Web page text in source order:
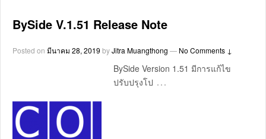
BySide V.1.51 Release Note
Posted on มีนาคม 28, 2019 byJitra Muangthong — No Comments ↓
BySide Version 1.51 มีการแก้ไข
ปรับปรุงโป …